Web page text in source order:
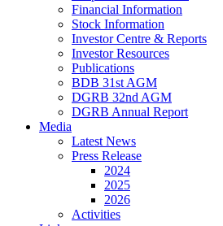
Financial Information
Stock Information
Investor Centre & Reports
Investor Resources
Publications
BDB 31st AGM
DGRB 32nd AGM
DGRB Annual Report
Media
Latest News
Press Release
2024
2025
2026
Activities